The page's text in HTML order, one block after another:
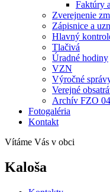
Faktúry
Zverejnenie
Zápisnice a
Hlavný
Tlačivá
Úradné hodiny
VZN
Výročné
Verejné
Archív FZO
Fotogaléria
Kontakt
Vítáme Vás v obci
Kaloša